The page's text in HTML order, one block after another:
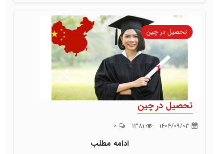
تحصیل در چین
تحصیل در چین
ادامه مطلب